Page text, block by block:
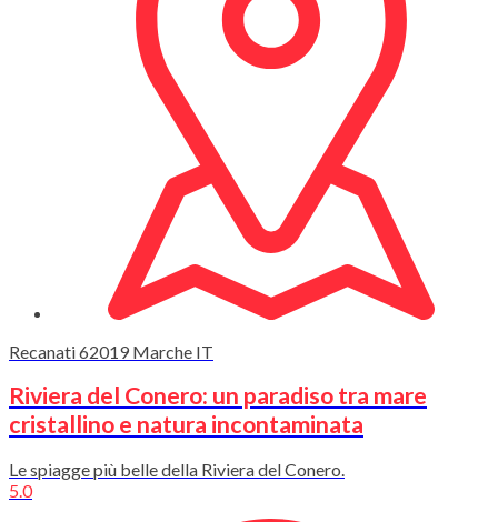
Recanati62019 Marche IT
Riviera del Conero: un paradiso tra mare
cristallino e natura incontaminata
Le spiagge più belle della Riviera del Conero.
5.0